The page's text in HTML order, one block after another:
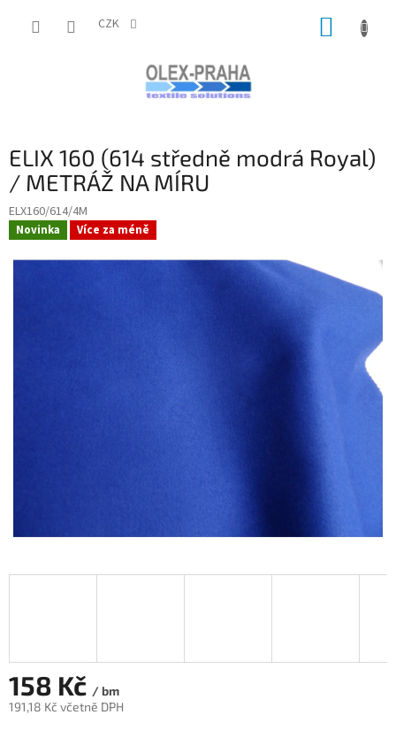
CZK
ELIX 160 (614 středně modrá Royal)
/ METRÁŽ NA MÍRU
ELX160/614/4M
Novinka Více za méně
158 Kč / bm
191,18 Kč včetně DPH